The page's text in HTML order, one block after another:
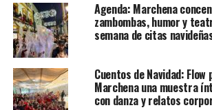
Agenda: Marchena
zambombas, humor y
semana de citas
Cuentos de Navidad: Flow
Marchena una muestra
con danza y relatos